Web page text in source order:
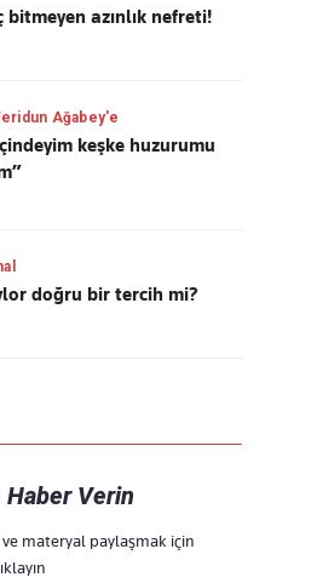
bitmeyen azınlık nefreti!
Ağabey'e
keşke huzurumu
doğru bir tercih mi?
Haber Verin
materyal paylaşmak için